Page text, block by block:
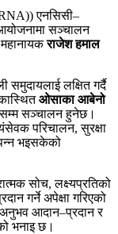
) एनसिसी–
सञ्चालन
राजेश हमाल
लक्षित गर्दै
ओसाका आबेनो
सञ्चालन हुनेछ।
परिचालन, सुरक्षा
भइसकेको
सोच, लक्ष्यप्रतिको
गर्ने अपेक्षा गरिएको
आदान–प्रदान र
भनाइ छ।